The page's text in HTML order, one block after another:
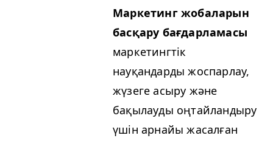
Маркетинг жобаларын
басқару бағдарламасы
маркетингтік
науқандарды жоспарлау,
жүзеге асыру және
бақылауды оңтайландыру
үшін арнайы жасалған